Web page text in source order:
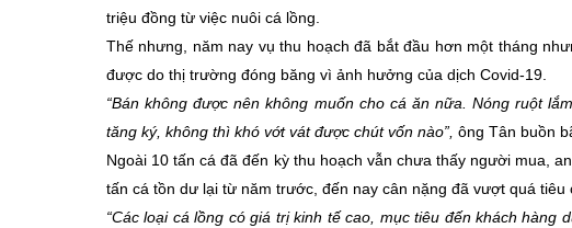
triệu đồng từ việc nuôi cá lồng.
Thế nhưng, năm nay vụ thu hoạch đã bắt đầu hơn một tháng
được do thị trường đóng băng vì ảnh hưởng của dịch Covid-19.
“Bán không được nên không muốn cho cá ăn nữa. Nóng ruột
tăng ký, không thì khó vớt vát được chút vốn nào”, ông Tân buồn
Ngoài 10 tấn cá đã đến kỳ thu hoạch vẫn chưa thấy người mua,
tấn cá tồn dư lại từ năm trước, đến nay cân nặng đã vượt quá tiêu
“Các loại cá lồng có giá trị kinh tế cao, mục tiêu đến khách